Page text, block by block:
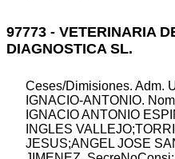
97773 - VETERINARIA
DIAGNOSTICA SL.
Ceses/Dimisiones. Adm.
IGNACIO-ANTONIO.
IGNACIO ANTONIO
INGLES
JESUS;ANGEL JOSE